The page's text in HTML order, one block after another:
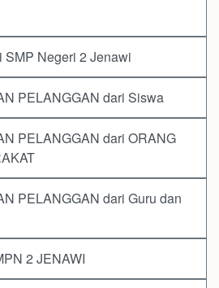
Negeri 2 Jenawi
PELANGGAN dari Siswa
PELANGGAN dari ORANG
PELANGGAN dari Guru dan
2 JENAWI